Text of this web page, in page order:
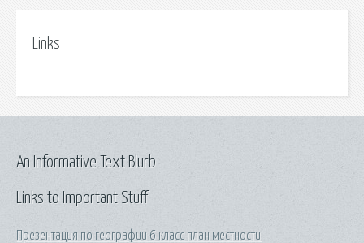
Links
Links to Important Stuff
Презентация по географии 6 класс план местности
An Informative Text Blurb